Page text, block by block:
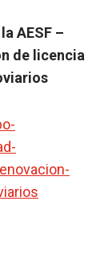
AESF –
de licencia